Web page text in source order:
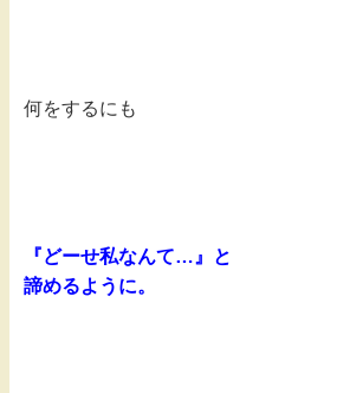
何をするにも
『どーせ私なんて…』と
諦めるように。